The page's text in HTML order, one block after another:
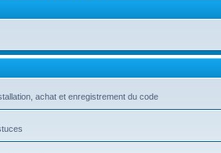
achat et enregistrement du code